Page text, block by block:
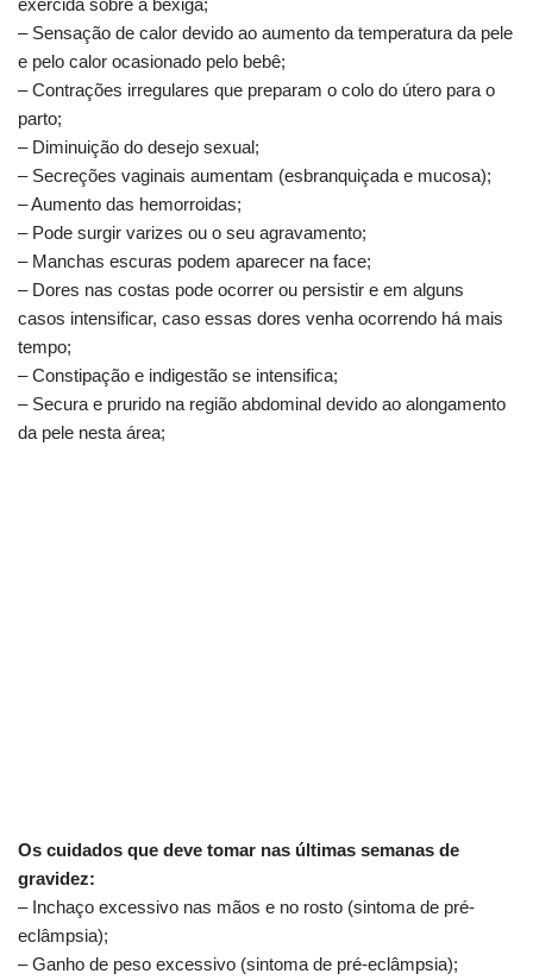
– Sensação de calor devido ao aumento da temperatura da pele
e pelo calor ocasionado pelo bebê;
– Contrações irregulares que preparam o colo do útero para o
parto;
– Diminuição do desejo sexual;
– Secreções vaginais aumentam (esbranquiçada e mucosa);
– Aumento das hemorroidas;
– Pode surgir varizes ou o seu agravamento;
– Manchas escuras podem aparecer na face;
– Dores nas costas pode ocorrer ou persistir e em alguns
casos intensificar, caso essas dores venha ocorrendo há mais
tempo;
– Constipação e indigestão se intensifica;
– Secura e prurido na região abdominal devido ao alongamento
da pele nesta área;
Os cuidados que deve tomar nas últimas semanas de
gravidez:
– Inchaço excessivo nas mãos e no rosto (sintoma de pré-
eclâmpsia);
– Ganho de peso excessivo (sintoma de pré-eclâmpsia);